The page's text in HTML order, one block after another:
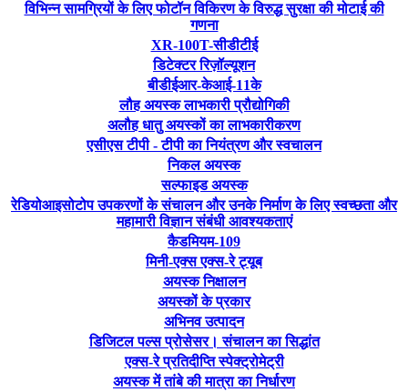
विभिन्न सामग्रियों के लिए फोटॉन विकिरण के विरुद्ध सुरक्षा की मोटाई की
गणना
XR-100T-सीडीटीई
डिटेक्टर रिज़ॉल्यूशन
बीडीईआर-केआई-11के
लौह अयस्क लाभकारी प्रौद्योगिकी
अलौह धातु अयस्कों का लाभकारीकरण
एसीएस टीपी - टीपी का नियंत्रण और स्वचालन
निकल अयस्क
सल्फाइड अयस्क
रेडियोआइसोटोप उपकरणों के संचालन और उनके निर्माण के लिए स्वच्छता और
महामारी विज्ञान संबंधी आवश्यकताएं
कैडमियम-109
मिनी-एक्स एक्स-रे ट्यूब
अयस्क निक्षालन
अयस्कों के प्रकार
अभिनव उत्पादन
डिजिटल पल्स प्रोसेसर। संचालन का सिद्धांत
एक्स-रे प्रतिदीप्ति स्पेक्ट्रोमेट्री
अयस्क में तांबे की मात्रा का निर्धारण